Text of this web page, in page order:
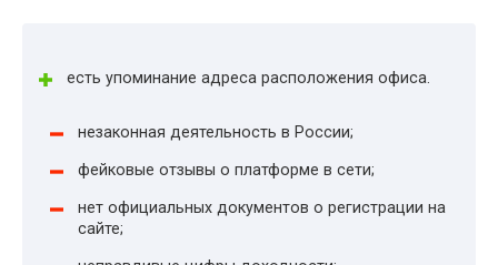
есть упоминание адреса расположения офиса.
незаконная деятельность в России;
фейковые отзывы о платформе в сети;
нет официальных документов о регистрации на
сайте;